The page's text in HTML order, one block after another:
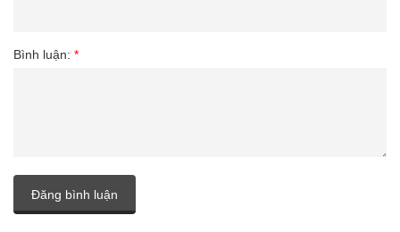
Bình luận: *
Đăng bình luận